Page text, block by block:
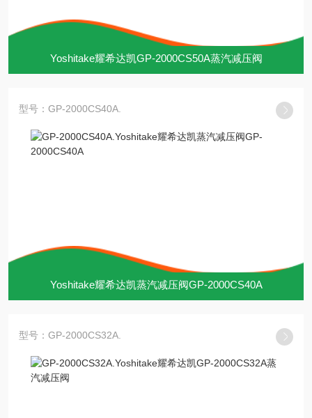
Yoshitake耀希达凯GP-2000CS50A蒸汽减压阀
型号：GP-2000CS40A.
Yoshitake耀希达凯蒸汽减压阀GP-2000CS40A
型号：GP-2000CS32A.